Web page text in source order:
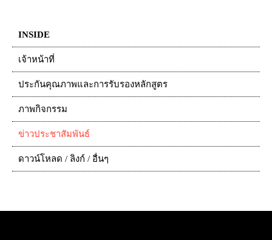
INSIDE
เจ้าหน้าที่
ประกันคุณภาพและการรับรองหลักสูตร
ภาพกิจกรรม
ข่าวประชาสัมพันธ์
ดาวน์โหลด / ลิงก์ / อื่นๆ